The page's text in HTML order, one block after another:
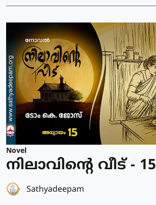
Novel
നിലാവിന്റെ വീട് - 15
Sathyadeepam